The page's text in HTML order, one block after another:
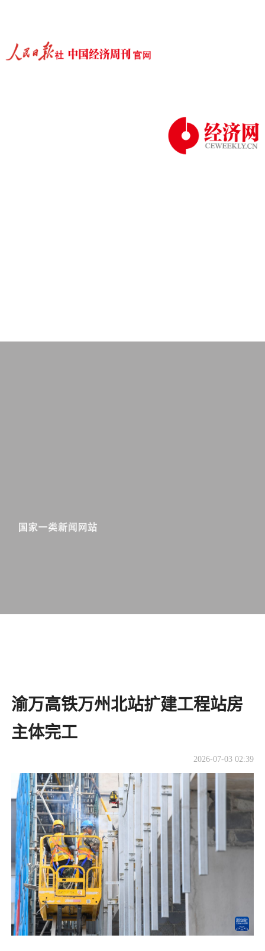
渝万高铁万州北站扩建工程站房
主体完工
2026-07-03 02:39